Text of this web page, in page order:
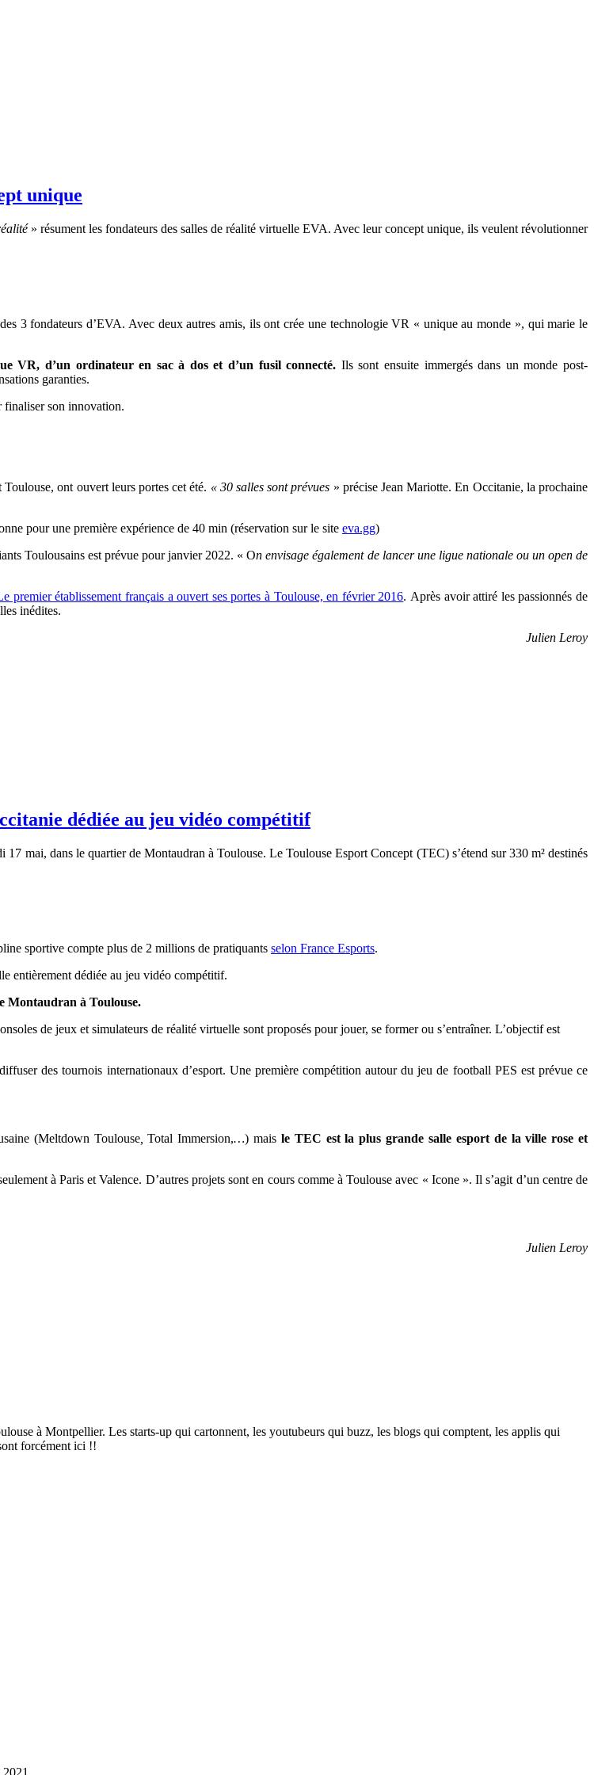
unique
» résument les fondateurs des salles de réalité virtuelle EVA. Avec leur concept unique, ils veulent révolutionner
3 fondateurs d’EVA. Avec deux autres amis, ils ont crée une technologie VR « unique au monde », qui marie le
VR, d’un ordinateur en sac à dos et d’un fusil connecté. Ils sont ensuite immergés dans un monde post-
garanties.
finaliser son innovation.
ont ouvert leurs portes cet été. « 30 salles sont prévues » préciseJean Mariotte. En Occitanie, la prochaine
pour une première expérience de 40 min (réservation sur le site eva.gg)
Toulousains est prévue pour janvier 2022. « On envisage également de lancer une ligue nationale ou un open de
premier établissement français a ouvert ses portes à Toulouse, en février 2016. Après avoir attiré les passionnés de
inédites.
Julien Leroy
dédiée au jeu vidéo compétitif
mai, dans le quartier de Montaudran à Toulouse. Le Toulouse Esport Concept (TEC) s’étend sur 330 m² destinés
sportive compte plus de 2 millions de pratiquants selon France Esports.
entièrement dédiée au jeu vidéo compétitif.
Montaudran à Toulouse.
de jeux et simulateurs de réalité virtuelle sont proposés pour jouer, se former ou s’entraîner. L’objectif est
des tournois internationaux d’esport. Une première compétition autour du jeu de football PES est prévue ce
(Meltdown Toulouse,Total Immersion,…) mais le TEC est la plus grande salle esport de la ville rose et
à Paris et Valence. D’autres projets sont en cours comme à Toulouse avec « Icone ». Il s’agit d’un centre de
Julien Leroy
à Montpellier. Les starts-up qui cartonnent, les youtubeurs qui buzz, les blogs qui comptent, les applis qui
forcément ici !!